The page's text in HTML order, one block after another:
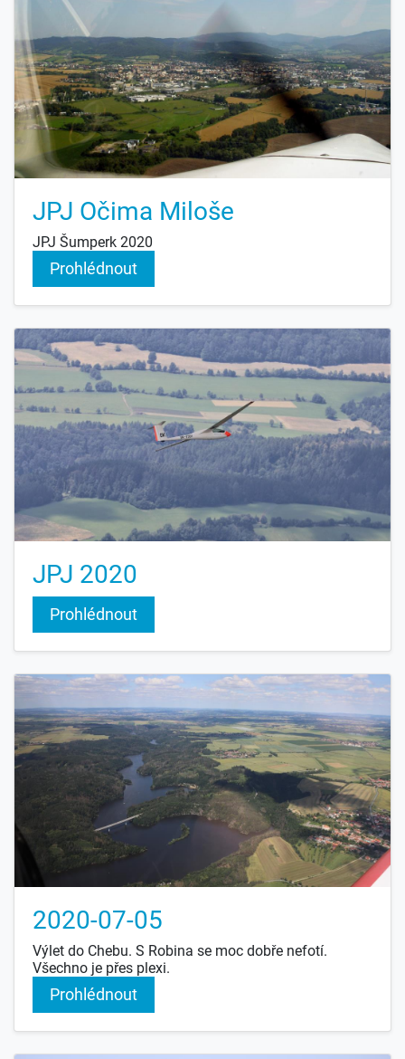
JPJ Očima Miloše
JPJ Šumperk 2020
Prohlédnout
JPJ 2020
Prohlédnout
2020-07-05
Výlet do Chebu. S Robina se moc dobře nefotí.
Všechno je přes plexi.
Prohlédnout